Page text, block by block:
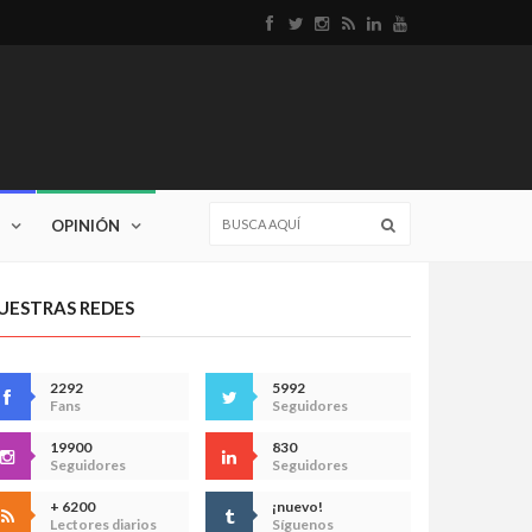
OPINIÓN
REDES
2292
Fans
5992
Seguidores
19900
Seguidores
830
Seguidores
+ 6200
Lectores diarios
¡nuevo!
Síguenos